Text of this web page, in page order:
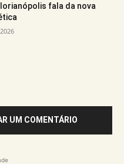
fala da nova
UM COMENTÁRIO